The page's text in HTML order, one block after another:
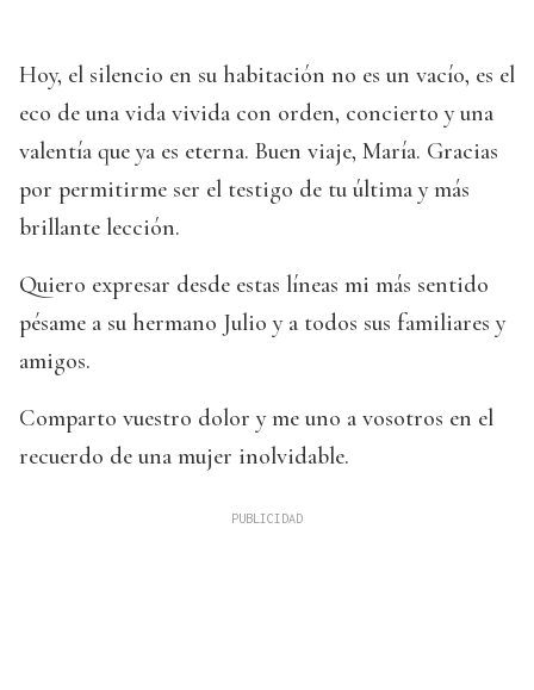
Hoy, el silencio en su habitación no es un vacío, es el
eco de una vida vivida con orden, concierto y una
valentía que ya es eterna. Buen viaje, María. Gracias
por permitirme ser el testigo de tu última y más
brillante lección.
Quiero expresar desde estas líneas mi más sentido
pésame a su hermano Julio y a todos sus familiares y
amigos.
Comparto vuestro dolor y me uno a vosotros en el
recuerdo de una mujer inolvidable.